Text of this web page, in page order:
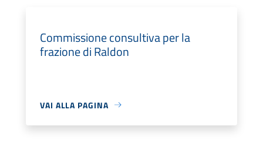
Commissione consultiva per la
frazione di Raldon
VAI ALLA PAGINA